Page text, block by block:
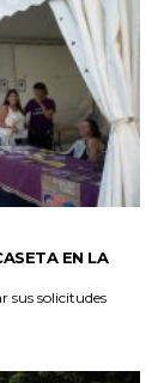
EN LA
sus solicitudes